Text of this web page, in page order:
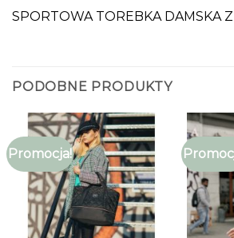
SPORTOWA TOREBKA DAMSKA
PODOBNE PRODUKTY
Promocja!